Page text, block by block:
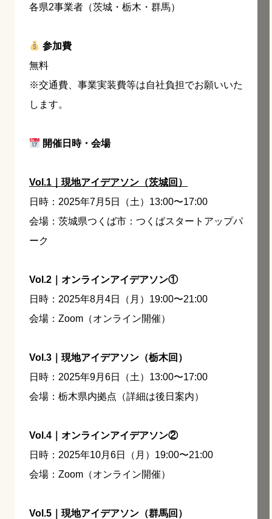
各県2事業者（茨城・栃木・群馬）
参加費
無料
※交通費、事業実装費等は自社負担でお願いいた
します。
開催日時・会場
Vol.1｜現地アイデアソン（茨城回）
日時：2025年7月5日（土）13:00〜17:00
会場：茨城県つくば市：つくばスタートアップパ
ーク
Vol.2｜オンラインアイデアソン①
日時：2025年8月4日（月）19:00〜21:00
会場：Zoom（オンライン開催）
Vol.3｜現地アイデアソン（栃木回）
日時：2025年9月6日（土）13:00〜17:00
会場：栃木県内拠点（詳細は後日案内）
Vol.4｜オンラインアイデアソン②
日時：2025年10月6日（月）19:00〜21:00
会場：Zoom（オンライン開催）
Vol.5｜現地アイデアソン（群馬回）